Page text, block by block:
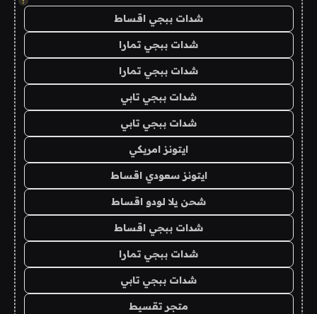
شدات ببجي اقساط
شدات ببجي تمارا
شدات ببجي تمارا
شدات ببجي تابي
شدات ببجي تابي
ايتونز امريكي
ايتونز سعودي اقساط
شحن يلا لودو اقساط
شدات ببجي اقساط
شدات ببجي تمارا
شدات ببجي تابي
متجر تقسيط